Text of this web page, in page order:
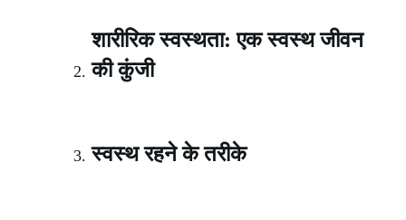
शारीरिक स्वस्थता: एक स्वस्थ जीवन
की कुंजी
स्वस्थ रहने के तरीके